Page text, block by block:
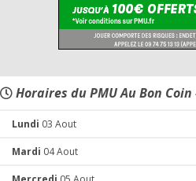
Horaires du PMU Au Bon
Lundi 03 Aout
Mardi 04 Aout